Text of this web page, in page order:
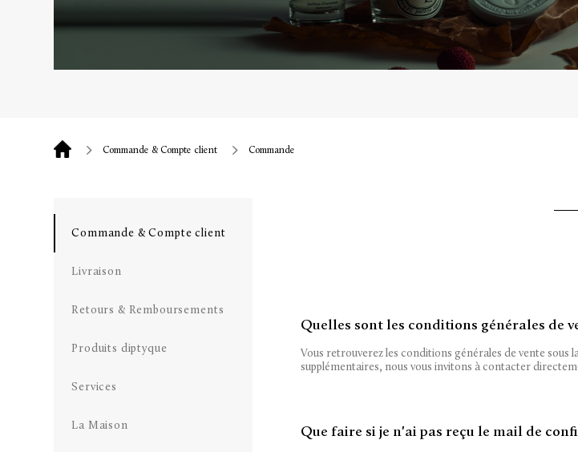
Commande & Compte client Commande
Commande & Compte client
Livraison
Retours & Remboursements
Produits diptyque
Services
La Maison
Quelles sont les conditions générales de
Vous retrouverez les conditions générales de vente sous
supplémentaires, nous vous invitons à contacter
Que faire si je n'ai pas reçu le mail de